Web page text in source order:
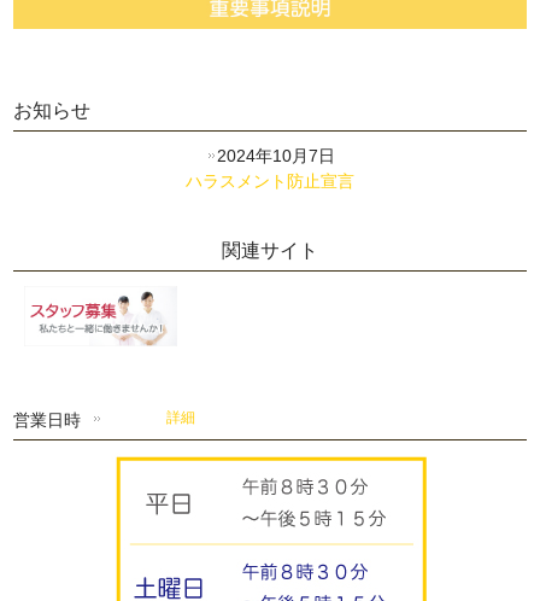
お知らせ
2024年10月7日
ハラスメント防止宣言
関連サイト
営業日時 詳細